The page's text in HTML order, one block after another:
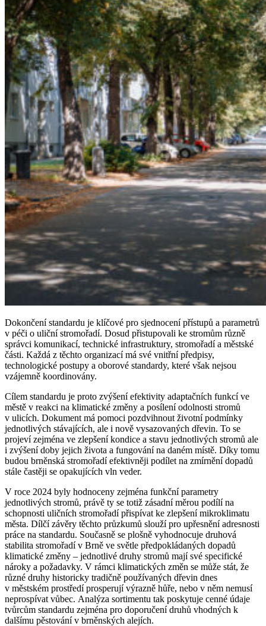
Dokončení standardu je klíčové pro sjednocení přístupů a parametrů
v péči o uliční stromořadí. Dosud přistupovali ke stromům různě
správci komunikací, technické infrastruktury, stromořadí a městské
části. Každá z těchto organizací má své vnitřní předpisy,
technologické postupy a oborové standardy, které však nejsou
vzájemně koordinovány.
Cílem standardu je proto zvýšení efektivity adaptačních funkcí ve
městě v reakci na klimatické změny a posílení odolnosti stromů
v ulicích. Dokument má pomoci pozdvihnout životní podmínky
jednotlivých stávajících, ale i nově vysazovaných dřevin. To se
projeví zejména ve zlepšení kondice a stavu jednotlivých stromů ale
i zvýšení doby jejich života a fungování na daném místě. Díky tomu
budou brněnská stromořadí efektivněji podílet na zmírnění dopadů
stále častěji se opakujících vln veder.
V roce 2024 byly hodnoceny zejména funkční parametry
jednotlivých stromů, právě ty se totiž zásadní měrou podílí na
schopnosti uličních stromořadí přispívat ke zlepšení mikroklimatu
města. Dílčí závěry těchto průzkumů slouží pro upřesnění adresnosti
práce na standardu. Současně se plošně vyhodnocuje druhová
stabilita stromořadí v Brně ve světle předpokládaných dopadů
klimatické změny – jednotlivé druhy stromů mají své specifické
nároky a požadavky. V rámci klimatických změn se může stát, že
různé druhy historicky tradičně používaných dřevin dnes
v městském prostředí prosperují výrazně hůře, nebo v něm nemusí
neprospívat vůbec. Analýza sortimentu tak poskytuje cenné údaje
tvůrcům standardu zejména pro doporučení druhů vhodných k
dalšímu pěstování v brněnských alejích.